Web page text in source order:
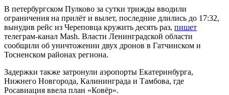
В петербургском Пулково за сутки трижды вводили
ограничения на прилёт и вылет, последние длились до 17:32,
вынудив рейс из Череповца кружить десять раз, пишет
телеграм-канал Mash. Власти Ленинградской области
сообщили об уничтожении двух дронов в Гатчинском и
Тосненском районах региона.
Задержки также затронули аэропорты Екатеринбурга,
Нижнего Новгорода, Калининграда и Тамбова, где
Росавиация ввела план «Ковёр».